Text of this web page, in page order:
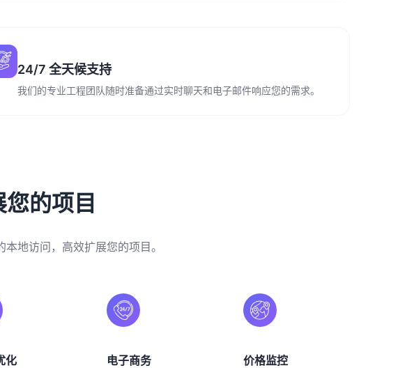
24/7 全天候支持
我们的专业工程团队随时准备通过实时聊天和电子邮件响应您的需求。
的项目
地访问，高效扩展您的项目。
化 电子商务 价格监控